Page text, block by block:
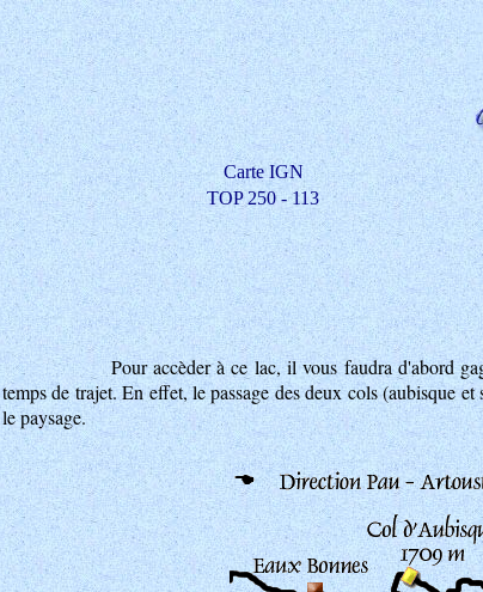
Carte IGN
TOP 250 - 113
Pour accèder à ce lac, il vous faudra d'abord
temps de trajet. En effet, le passage des deux cols (aubisque
le paysage.